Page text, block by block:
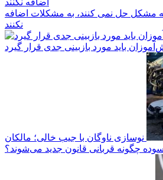
مشکل حل نمی کنند، به مشکلات اضافه
نکنند
باید مورد بازبینی جدی قرار گیرد
نوسازی ناوگان با جیب خالی؛ مالکان
چگونه قربانی قانون جدید می‌شوند؟